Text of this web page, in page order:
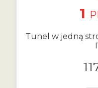
1
Tunel w jedną